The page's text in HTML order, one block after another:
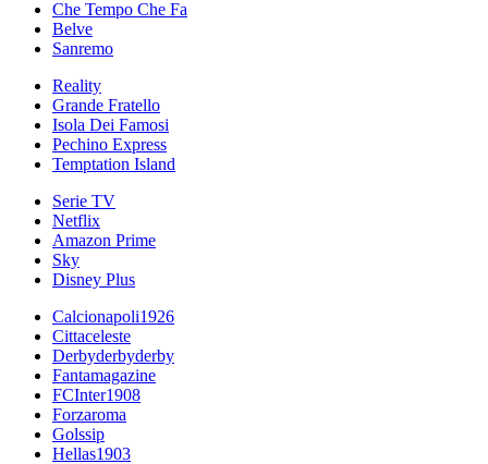
Che Tempo Che Fa
Belve
Sanremo
Reality
Grande Fratello
Isola Dei Famosi
Pechino Express
Temptation Island
Serie TV
Netflix
Amazon Prime
Sky
Disney Plus
Calcionapoli1926
Cittaceleste
Derbyderbyderby
Fantamagazine
FCInter1908
Forzaroma
Golssip
Hellas1903